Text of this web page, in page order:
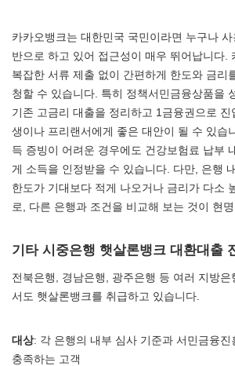
카카오뱅크는 대한민국 국민이라면 누구나
반으로 하고 있어 접근성이 매우 뛰어납니다.
복잡한 서류 제출 없이 간편하게 한도와 금리
청할 수 있습니다. 특히 정책서민금융상품을
기존 고금리 대출을 정리하고 1금융권으로 진
생이나 프리랜서에게 좋은 대안이 될 수 있습
득 증빙이 어려운 경우에도 건강보험료 납부
게 소득을 인정받을 수 있습니다. 다만, 은행
한도가 기대보다 적게 나오거나 금리가 다소
로, 다른 은행과 조건을 비교해 보는 것이 현명
기타 시중은행 햇살론뱅크 대환대출
전북은행, 경남은행, 광주은행 등 여러 지방은
서도 햇살론뱅크를 취급하고 있습니다.
대상: 각 은행의 내부 심사 기준과 서민금융진
충족하는 고객